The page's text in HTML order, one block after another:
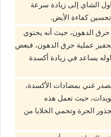
الشاي إلى زيادة سرعة
كفاءة الأيض.
حرق الدهون، حيث أنه يحتوي
عملية حرق الدهون، فبعض
يساعد في زيادة أكسدة
غني بمضادات الأكسدة،
حيث تعمل هذه
الحرة وتحمي الخلايا من